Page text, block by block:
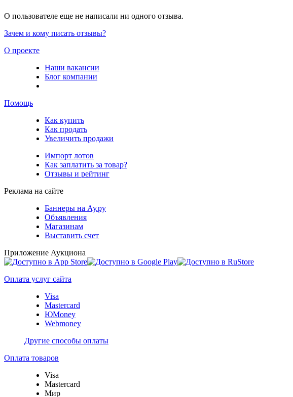
О пользователе еще не написали ни одного отзыва.
Зачем и кому писать отзывы?
О проекте
Наши вакансии
Блог компании
Помощь
Как купить
Как продать
Увеличить продажи
Импорт лотов
Как заплатить за товар?
Отзывы и рейтинг
Реклама на сайте
Баннеры на Ау.ру
Объявления
Магазинам
Выставить счет
Приложение Аукциона
Оплата услуг сайта
Visa
Mastercard
ЮMoney
Webmoney
Другие способы оплаты
Оплата товаров
Visa
Mastercard
Мир